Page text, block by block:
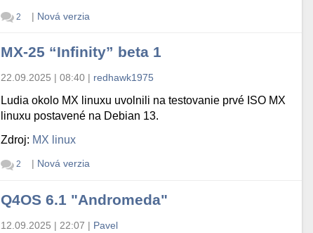
2 | Nová verzia
MX-25 “Infinity” beta 1
22.09.2025 | 08:40 | redhawk1975
Ludia okolo MX linuxu uvolnili na testovanie prvé ISO MX
linuxu postavené na Debian 13.
Zdroj: MX linux
2 | Nová verzia
Q4OS 6.1 "Andromeda"
12.09.2025 | 22:07 | Pavel